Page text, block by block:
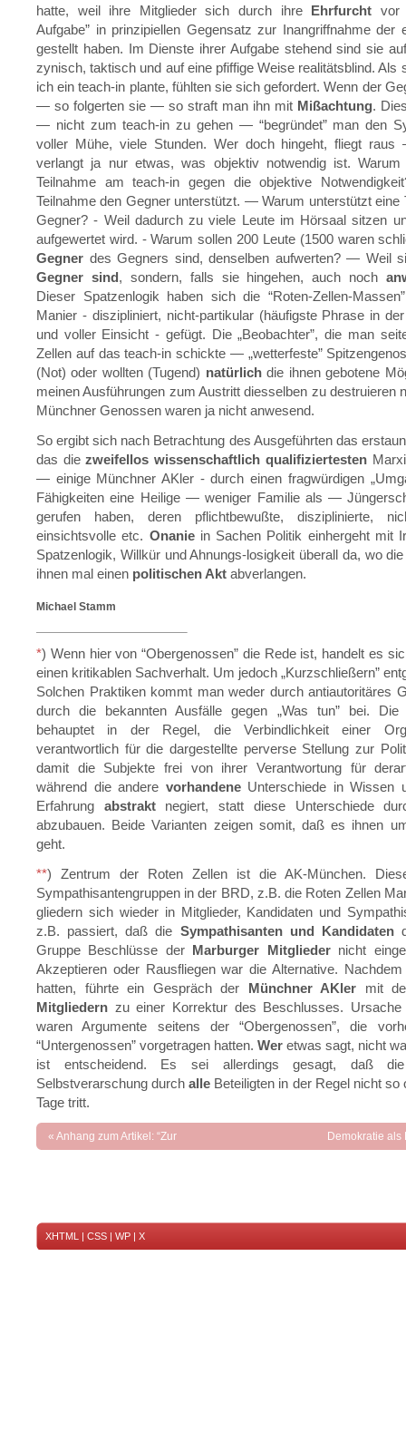
hatte, weil ihre Mitglieder sich durch ihre Ehrfurcht vor
Aufgabe” in prinzipiellen Gegensatz zur Inangriffnahme der
gestellt haben. Im Dienste ihrer Aufgabe stehend sind sie
zynisch, taktisch und auf eine pfiffige Weise realitätsblind. Als
ich ein teach-in plante, fühlten sie sich gefordert. Wenn der
— so folgerten sie — so straft man ihn mit Mißachtung.
— nicht zum teach-in zu gehen — “begründet” man den
voller Mühe, viele Stunden. Wer doch hingeht, fliegt
verlangt ja nur etwas, was objektiv notwendig ist.
Teilnahme am teach-in gegen die objektive
Teilnahme den Gegner unterstützt. — Warum unterstützt eine
Gegner? - Weil dadurch zu viele Leute im Hörsaal sitzen
aufgewertet wird. - Warum sollen 200 Leute (1500 waren
Gegner des Gegners sind, denselben aufwerten? — Weil
Gegner sind, sondern, falls sie hingehen, auch noch
Dieser Spatzenlogik haben sich die “Roten-Zellen-
Manier - diszipliniert, nicht-partikular (häufigste Phrase in
und voller Einsicht - gefügt. Die „Beobachter”, die man
Zellen auf das teach-in schickte — „wetterfeste”
(Not) oder wollten (Tugend) natürlichdie ihnen gebotene
meinen Ausführungen zum Austritt diesselben zu destruieren
Münchner Genossen waren ja nicht anwesend.
So ergibt sich nach Betrachtung des Ausgeführten das
das diezweifellos wissenschaftlich qualifiziertesten
— einige Münchner AKler - durch einen fragwürdigen
Fähigkeiten eine Heilige — weniger Familie als —
gerufen haben, deren pflichtbewußte, disziplinierte,
einsichtsvolle etc. Onaniein Sachen Politik einhergeht mit
Spatzenlogik, Willkür und Ahnungs-losigkeit überall da, wo die
ihnen mal einen politischen Akt abverlangen.
Michael Stamm
*) Wenn hier von “Obergenossen” die Rede ist, handelt es
einen kritikablen Sachverhalt. Um jedoch „Kurzschließern”
Solchen Praktiken kommt man weder durch antiautoritäres
durch die bekannten Ausfälle gegen „Was tun” bei. Die
behauptet in der Regel, die Verbindlichkeit einer
verantwortlich für die dargestellte perverse Stellung zur
damit die Subjekte frei von ihrer Verantwortung für
während die andere vorhandeneUnterschiede in Wissen
Erfahrung abstraktnegiert, statt diese Unterschiede
abzubauen. Beide Varianten zeigen somit, daß es ihnen
geht.
**) Zentrum der Roten Zellen ist die AK-München.
Sympathisantengruppen in der BRD, z.B. die Roten Zellen
gliedern sich wieder in Mitglieder, Kandidaten und
z.B. passiert, daß die Sympathisanten und Kandidaten
Gruppe Beschlüsse der Marburger Mitgliedernicht
Akzeptieren oder Rausfliegen war die Alternative.
hatten, führte ein Gespräch der Münchner AKler mit
Mitgliedern zu einer Korrektur des Beschlusses.
waren Argumente seitens der “Obergenossen”, die
“Untergenossen” vorgetragen hatten. Wer etwas sagt, nicht
ist entscheidend. Es sei allerdings gesagt, daß die
Selbstverarschung durchalle Beteiligten in der Regel nicht so
Tage tritt.
« Anhang zum Artikel: “Zur Demokratie als
XHTML | CSS | WP | X